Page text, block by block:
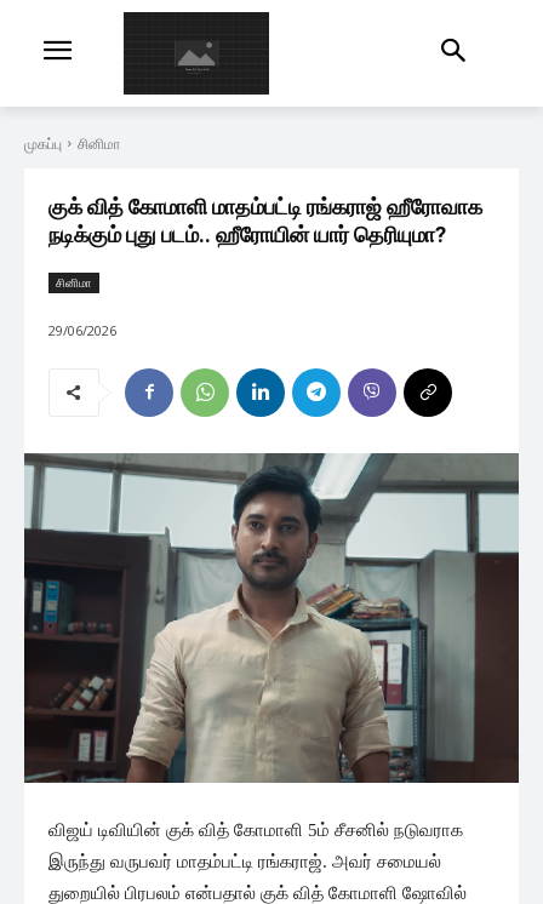
முகப்பு சினிமா
குக் வித் கோமாளி மாதம்பட்டி ரங்கராஜ் ஹீரோவாக
நடிக்கும் புது படம்.. ஹீரோயின் யார் தெரியுமா?
சினிமா
29/06/2026
விஜய் டிவியின் குக் வித் கோமாளி 5ம் சீசனில் நடுவராக
இருந்து வருபவர் மாதம்பட்டி ரங்கராஜ். அவர் சமையல்
துறையில் பிரபலம் என்பதால் குக் வித் கோமாளி ஷோவில்